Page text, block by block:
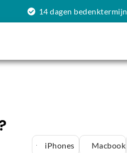
14 dagen bedenktermijn
iPhones Macbook